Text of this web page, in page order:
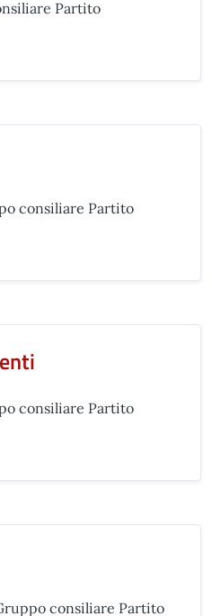
Partito
consiliare Partito
consiliare Partito
consiliare Partito